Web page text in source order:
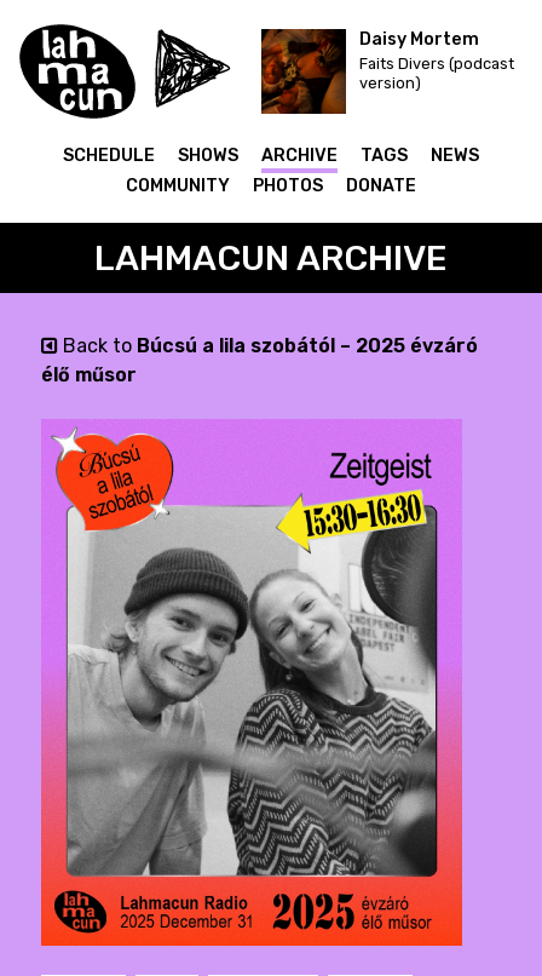
Daisy Mortem
Faits Divers (podcast
version)
SCHEDULE SHOWS ARCHIVE TAGS
NEWS
COMMUNITY
PHOTOS DONATE
LAHMACUN ARCHIVE
Back to Búcsú a lila szobától – 2025 évzáró
élő műsor